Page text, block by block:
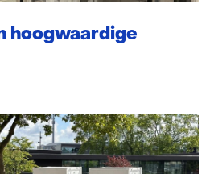
hoogwaardige